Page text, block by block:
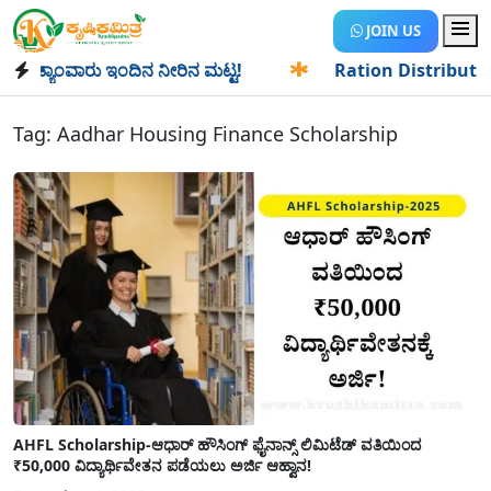
JOIN US
ಇಂದಿನ ನೀರಿನ ಮಟ್ಟ! Ration Distribution-
Tag: Aadhar Housing Finance Scholarship
AHFL Scholarship-ಆಧಾರ್ ಹೌಸಿಂಗ್ ಫೈನಾನ್ಸ್ ಲಿಮಿಟೆಡ್ ವತಿಯಿಂದ
₹50,000 ವಿದ್ಯಾರ್ಥಿವೇತನ ಪಡೆಯಲು ಅರ್ಜಿ ಆಹ್ವಾನ!